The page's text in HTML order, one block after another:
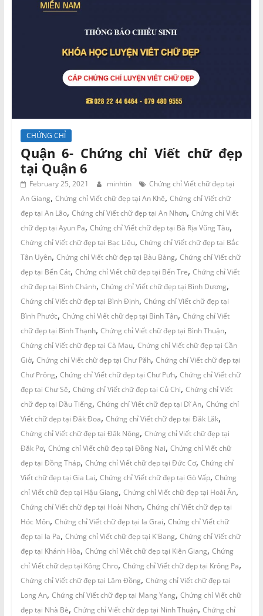
CHỨNG CHỈ
Quận 6- Chứng chỉ Viết chữ đẹp
tại Quận 6
February 25, 2021 minhtin
Chứng chỉ Viết chữ đẹp tại
An Giang, Chứng chỉ Viết chữ đẹp tại An Khê, Chứng chỉ Viết chữ
đẹp tại An Lão, Chứng chỉ Viết chữ đẹp tại An Nhơn, Chứng chỉ Viết
chữ đẹp tại Ayun Pa, Chứng chỉ Viết chữ đẹp tại Bà Rịa Vũng Tàu,
Chứng chỉ Viết chữ đẹp tại Bạc Liêu, Chứng chỉ Viết chữ đẹp tại Bắc
Tân Uyên, Chứng chỉ Viết chữ đẹp tại Bàu Bàng, Chứng chỉ Viết chữ
đẹp tại Bến Cát, Chứng chỉ Viết chữ đẹp tại Bến Tre, Chứng chỉ Viết
chữ đẹp tại Bình Chánh, Chứng chỉ Viết chữ đẹp tại Bình Dương,
Chứng chỉ Viết chữ đẹp tại Bình Định, Chứng chỉ Viết chữ đẹp tại
Bình Phước, Chứng chỉ Viết chữ đẹp tại Bình Tân, Chứng chỉ Viết
chữ đẹp tại Bình Thạnh, Chứng chỉ Viết chữ đẹp tại Bình Thuận,
Chứng chỉ Viết chữ đẹp tại Cà Mau, Chứng chỉ Viết chữ đẹp tại Cần
Giờ, Chứng chỉ Viết chữ đẹp tại Chư Păh, Chứng chỉ Viết chữ đẹp tại
Chư Prông, Chứng chỉ Viết chữ đẹp tại Chư Pưh, Chứng chỉ Viết chữ
đẹp tại Chư Sê, Chứng chỉ Viết chữ đẹp tại Củ Chi, Chứng chỉ Viết
chữ đẹp tại Dầu Tiếng, Chứng chỉ Viết chữ đẹp tại Dĩ An, Chứng chỉ
Viết chữ đẹp tại Đăk Đoa, Chứng chỉ Viết chữ đẹp tại Đăk Lăk,
Chứng chỉ Viết chữ đẹp tại Đăk Nông, Chứng chỉ Viết chữ đẹp tại
Đăk Pơ, Chứng chỉ Viết chữ đẹp tại Đồng Nai, Chứng chỉ Viết chữ
đẹp tại Đồng Tháp, Chứng chỉ Viết chữ đẹp tại Đức Cơ, Chứng chỉ
Viết chữ đẹp tại Gia Lai, Chứng chỉ Viết chữ đẹp tại Gò Vấp, Chứng
chỉ Viết chữ đẹp tại Hậu Giang, Chứng chỉ Viết chữ đẹp tại Hoài Ân,
Chứng chỉ Viết chữ đẹp tại Hoài Nhơn, Chứng chỉ Viết chữ đẹp tại
Hóc Môn, Chứng chỉ Viết chữ đẹp tại Ia Grai, Chứng chỉ Viết chữ
đẹp tại Ia Pa, Chứng chỉ Viết chữ đẹp tại K'Bang, Chứng chỉ Viết chữ
đẹp tại Khánh Hòa, Chứng chỉ Viết chữ đẹp tại Kiên Giang, Chứng
chỉ Viết chữ đẹp tại Kông Chro, Chứng chỉ Viết chữ đẹp tại Krông Pa,
Chứng chỉ Viết chữ đẹp tại Lâm Đồng, Chứng chỉ Viết chữ đẹp tại
Long An, Chứng chỉ Viết chữ đẹp tại Mang Yang, Chứng chỉ Viết chữ
đẹp tại Nhà Bè, Chứng chỉ Viết chữ đẹp tại Ninh Thuận, Chứng chỉ